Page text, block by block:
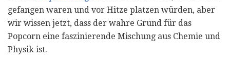
gefangen waren und vor Hitze platzen würden, aber
wir wissen jetzt, dass der wahre Grund für das
Popcorn eine faszinierende Mischung aus Chemie und
Physik ist.